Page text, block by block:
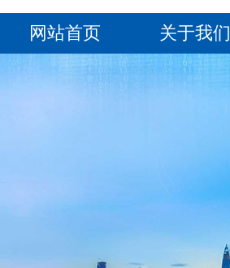
网站首页 关于我们